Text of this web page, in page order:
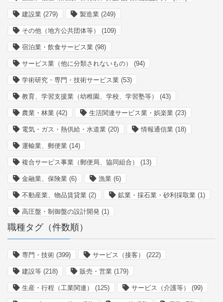
建設業 (279) 製造業 (249)
その他（地方公共団体等） (109)
宿泊業・飲食サービス業 (98)
サービス業（他に分類されないもの） (94)
学術研究・専門・技術サービス業 (53)
教育、学習支援業（幼稚園、学校、学習塾等） (43)
農業・林業 (42) 生活関連サービス業・娯楽業 (23)
電気・ガス・熱供給・水道業 (20) 情報通信業 (18)
運輸業、郵便業 (14)
複合サービス事業（郵便局、協同組合） (13)
金融業、保険業 (6) 漁業 (6)
不動産業、物品賃貸業 (2) 鉱業・採石業・砂利採取業 (1)
高圧盤・制御盤の設計開発 (1)
職種タグ（件数順）
専門・技術 (399) サービス（接客） (222)
建設等 (218) 販売・営業 (179)
生産・行程（工業関連） (125) サービス（介護等） (99)